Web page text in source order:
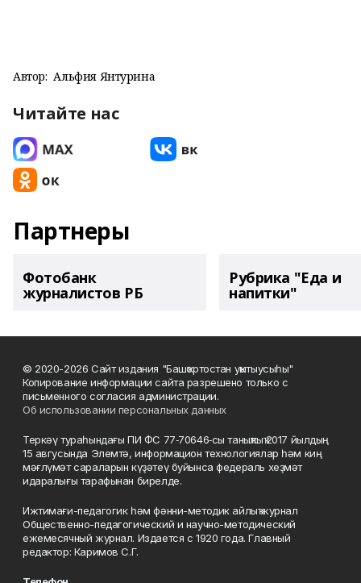
Автор: Альфия Янтурина
Читайте нас
Партнеры
Фотобанк
журналистов РБ
Рубрика "Еда и
напитки"
© 2020-2026 Сайт издания "Башҡортостан уҡытыусыһы"
Копирование информации сайта разрешено только с
письменного согласия администрации.
Об использовании персональных данных
Теркәү тураһындағы ПИ ФС 77‑70646‑сы таныҡлыҡ 2017 йылдың
15 авгусында Элемтә, информацион технологиялар һәм киң
мәғлүмәт сараларын күҙәтеү буйынса федераль хеҙмәт
идаралығы тарафынан бирелде.
Ижтимағи-педагогик һәм фәнни-методик айлыҡ журнал
Общественно-педагогический и научно-методический
ежемесячный журнал. Издается с 1920 года. Главный
редактор: Каримов С.Г.